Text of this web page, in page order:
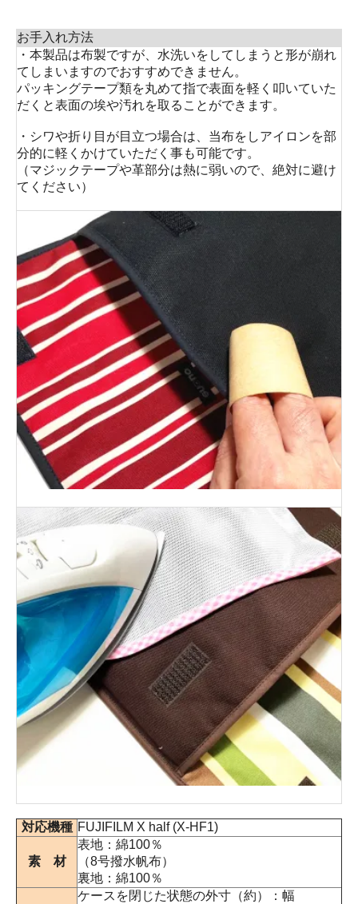
お手入れ方法
・本製品は布製ですが、水洗いをしてしまうと形が崩れ
てしまいますのでおすすめできません。
パッキングテープ類を丸めて指で表面を軽く叩いていた
だくと表面の埃や汚れを取ることができます。
・シワや折り目が目立つ場合は、当布をしアイロンを部
分的に軽くかけていただく事も可能です。
（マジックテープや革部分は熱に弱いので、絶対に避け
てください）
対応機種 FUJIFILM X half (X-HF1)
素 材
表地：綿100％
（8号撥水帆布）
裏地：綿100％
ケースを閉じた状態の外寸（約）：幅